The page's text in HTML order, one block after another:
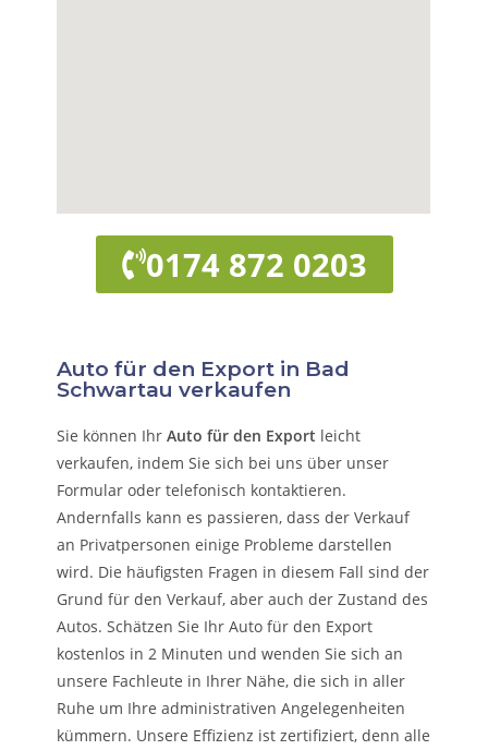
0174 872 0203
Auto für den Export in Bad
Schwartau verkaufen
Sie können IhrAuto für den Export leicht
verkaufen, indem Sie sich bei uns über unser
Formular oder telefonisch kontaktieren.
Andernfalls kann es passieren, dass der Verkauf
an Privatpersonen einige Probleme darstellen
wird. Die häufigsten Fragen in diesem Fall sind der
Grund für den Verkauf, aber auch der Zustand des
Autos. Schätzen Sie Ihr Auto für den Export
kostenlos in 2 Minuten und wenden Sie sich an
unsere Fachleute in Ihrer Nähe, die sich in aller
Ruhe um Ihre administrativen Angelegenheiten
kümmern. Unsere Effizienz ist zertifiziert, denn alle